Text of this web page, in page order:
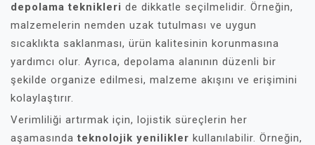
depolama teknikleri de dikkatle seçilmelidir. Örneğin,
malzemelerin nemden uzak tutulması ve uygun
sıcaklıkta saklanması, ürün kalitesinin korunmasına
yardımcı olur. Ayrıca, depolama alanının düzenli bir
şekilde organize edilmesi, malzeme akışını ve erişimini
kolaylaştırır.
Verimliliği artırmak için, lojistik süreçlerin her
aşamasındateknolojik yenilikler kullanılabilir. Örneğin,